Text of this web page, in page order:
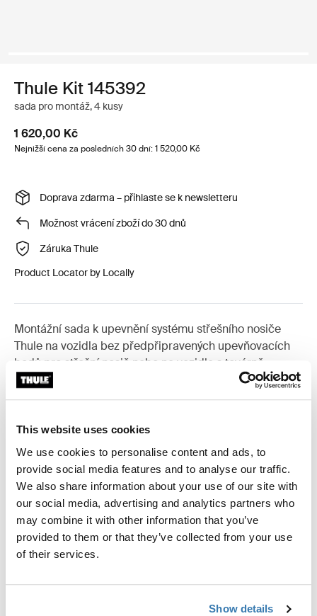
This website uses cookies
We use cookies to personalise content and ads, to
provide social media features and to analyse our traffic.
We also share information about your use of our site with
our social media, advertising and analytics partners who
may combine it with other information that you’ve
provided to them or that they’ve collected from your use
of their services.
Show details
Thule Kit 145392
sada pro montáž, 4 kusy
1 620,00 Kč
Nejnižší cena za posledních 30 dní: 1 520,00 Kč
Doprava zdarma – přihlaste se k newsletteru
Možnost vrácení zboží do 30 dnů
Záruka Thule
Product Locator by Locally
Montážní sada k upevnění systému střešního nosiče
Thule na vozidla bez předpřipravených upevňovacích
bodů pro střešní nosič nebo na vozidla s továrně
montovaným nosičem.
Toggle features
Všechny funkce
Toggle techspec
Technické údaje
Toggle guides and instructions
Návod